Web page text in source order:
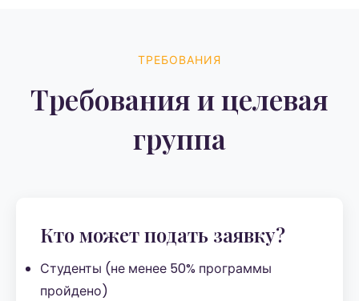
ТРЕБОВАНИЯ
Требования и целевая
группа
Кто может подать заявку?
Студенты (не менее 50% программы
пройдено)